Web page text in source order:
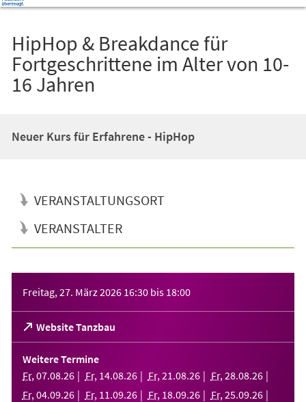
HipHop & Breakdance für
Fortgeschrittene im Alter von 10-
16 Jahren
Neuer Kurs für Erfahrene - HipHop
VERANSTALTUNGSORT
VERANSTALTER
Freitag, 27. März 2026 16:30 bis 18:00
Website Tanzbau
(Öffnet
in
einem
neuen
Tab)
Weitere Termine
Fr, 07.08.26 Fr, 14.08.26 Fr, 21 .08.26 Fr, 28.08.26
Fr, 04.09.26 Fr, 11 .09.26 Fr, 18.09.26 Fr, 25.09.26